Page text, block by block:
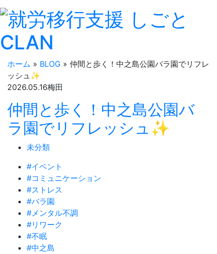
ホーム » BLOG » 仲間と歩く！中之島公園バラ園でリフレ
ッシュ✨
2026.05.16梅田
仲間と歩く！中之島公園バ
ラ園でリフレッシュ✨
未分類
#イベント
#コミュニケーション
#ストレス
#バラ園
#メンタル不調
#リワーク
#不眠
#中之島